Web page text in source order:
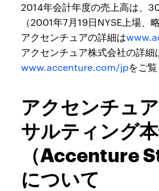
2014年会計年度の売上高は、
（2001年7月19日NYSE上場、
アクセンチュアの詳細は
アクセンチュア株式会社の詳細
www.accenture.com/jpをご覧
アクセンチュ
サルティング
（Accenture
について